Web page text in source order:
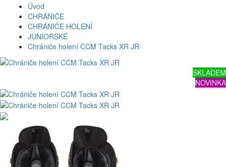
Úvod
CHRÁNIČE
CHRÁNIČE HOLENÍ
JUNIORSKÉ
Chrániče holení CCM Tacks XR JR
SKLADEM
NOVINKA